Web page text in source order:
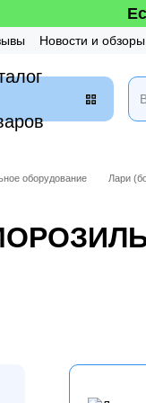
Новости и обзоры
оборудование Лари